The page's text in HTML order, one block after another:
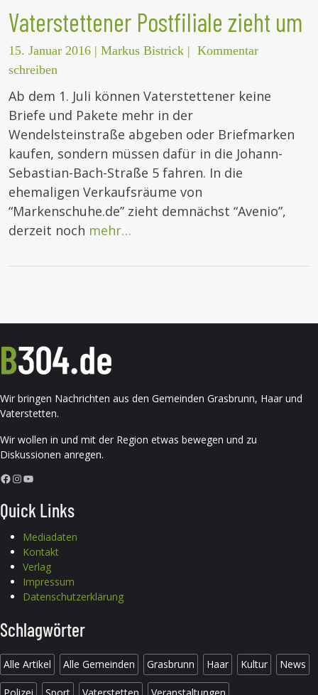
Vaterstettener Postfiliale zieht um
15. Januar 2016 | Markus Bistrick | Kommentar
schreiben
Ab dem 1. Juli können Vaterstettener keine
Briefe und Pakete mehr in der
Wendelsteinstraße abgeben oder Briefmarken
kaufen, sondern müssen dafür in die Johann-
Sebastian-Bach-Straße 5 fahren. In die
ehemaligen Verkaufsräume von
“Markenschuhe.de” zieht demnächst “Avenio”,
derzeit noch mehr…
Wir bringen Nachrichten aus den Gemeinden Grasbrunn, Haar und
Vaterstetten.
Wir wollen in und mit der Region etwas bewegen und zu
Diskussionen anregen.
Facebook InstagramYouTube
Quick Links
Mediadaten
Kontakt
Verlag
Impressum
Datenschutzerklärung
Schlagwörter
Alle Artikel Alle Gemeinden Grasbrunn Haar Kultur News